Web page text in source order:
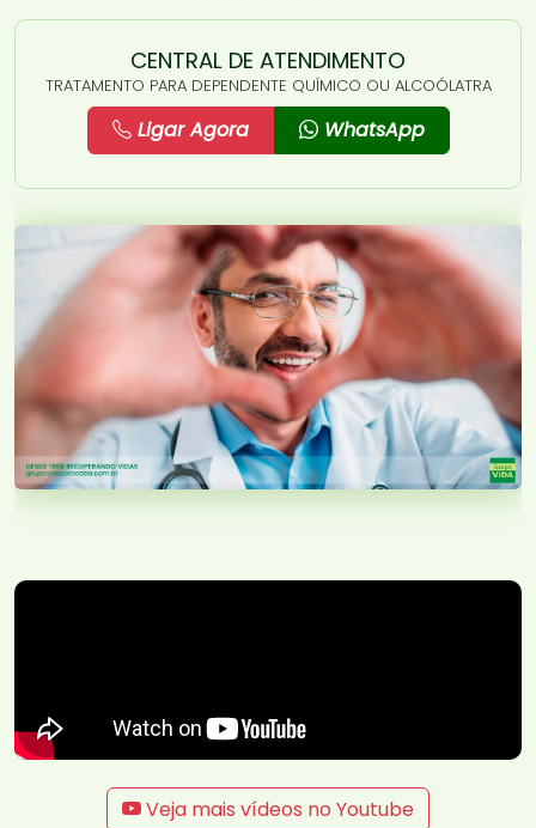
CENTRAL DE ATENDIMENTO
TRATAMENTO PARA DEPENDENTE QUÍMICO OU ALCOÓLATRA
Ligar Agora WhatsApp
Veja mais vídeos no Youtube